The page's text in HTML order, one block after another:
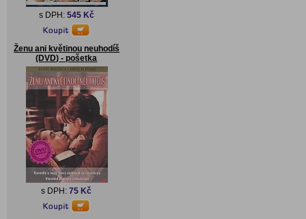
s DPH: 545 Kč
Ženu ani květinou neuhodíš
(DVD) - pošetka
s DPH:75 Kč